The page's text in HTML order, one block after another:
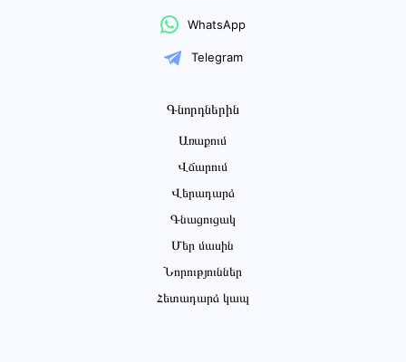
WhatsApp
Telegram
Գնորդներին
Առաքում
Վճարում
Վերադարձ
Գնացուցակ
Մեր մասին
Նորություններ
Հետադարձ կապ